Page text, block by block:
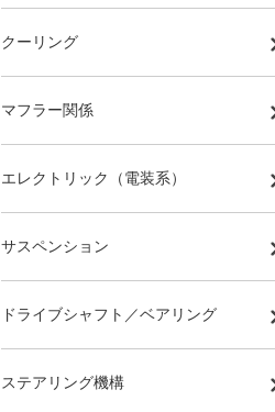
クーリング
マフラー関係
エレクトリック（電装系）
サスペンション
ドライブシャフト／ベアリング
ステアリング機構